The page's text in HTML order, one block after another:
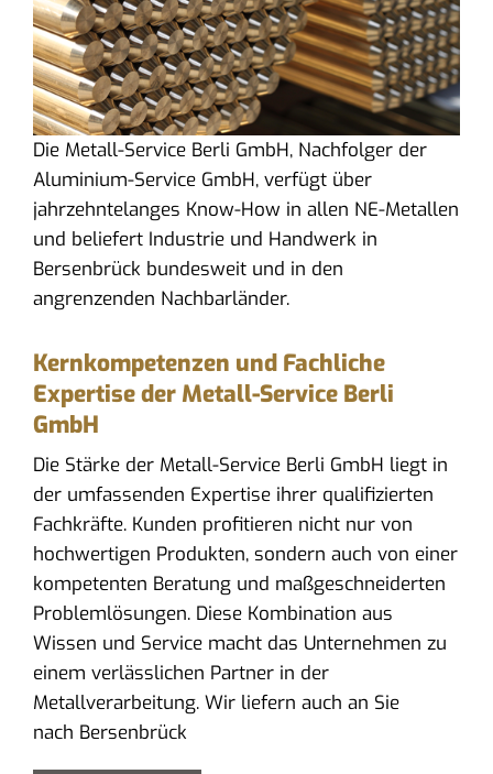
Die Metall-Service Berli GmbH, Nachfolger der
Aluminium-Service GmbH, verfügt über
jahrzehntelanges Know-How in allen NE-Metallen
und beliefert Industrie und Handwerk in
Bersenbrück bundesweit und in den
angrenzenden Nachbarländer.
Kernkompetenzen und Fachliche
Expertise der Metall-Service Berli
GmbH
Die Stärke der Metall-Service Berli GmbH liegt in
der umfassenden Expertise ihrer qualifizierten
Fachkräfte. Kunden profitieren nicht nur von
hochwertigen Produkten, sondern auch von einer
kompetenten Beratung und maßgeschneiderten
Problemlösungen. Diese Kombination aus
Wissen und Service macht das Unternehmen zu
einem verlässlichen Partner in der
Metallverarbeitung. Wir liefern auch an Sie
nach Bersenbrück